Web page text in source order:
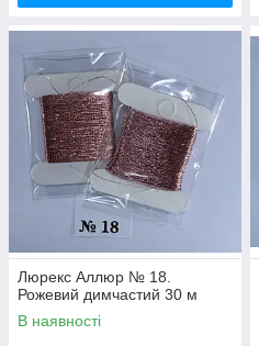
Люрекс Аллюр № 18.
Рожевий димчастий 30 м
В наявності